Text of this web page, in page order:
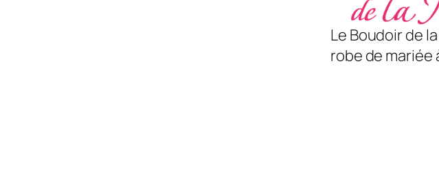
Le Boudoir de
robe de mariée